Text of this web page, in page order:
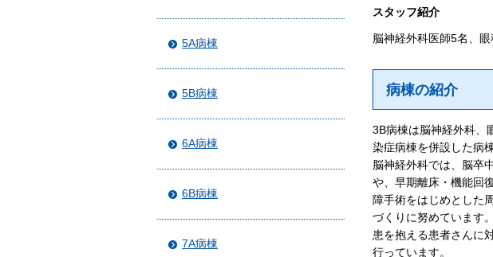
5A病棟
5B病棟
6A病棟
6B病棟
7A病棟
スタッフ紹介
脳神経外科医師5名、
病棟の紹介
3B病棟は脳神経外科、
染症病棟を併設した病棟
脳神経外科では、脳卒
や、早期離床・機能回
障手術をはじめとした
づくりに努めています
患を抱える患者さんに
行っています。